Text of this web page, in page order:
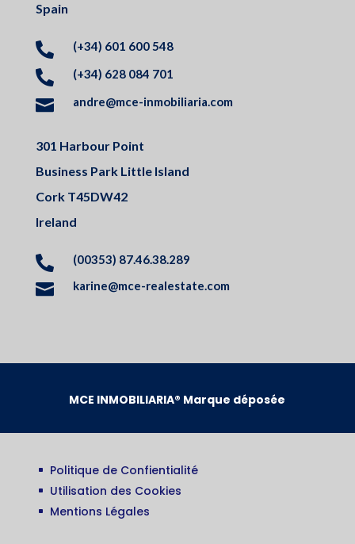
Spain
 (+34) 601 600 548
 (+34) 628 084 701
 andre@mce-inmobiliaria.com
301 Harbour Point
Business Park Little Island
Cork T45DW42
Ireland
 (00353) 87.46.38.289
 karine@mce-realestate.com
MCE INMOBILIARIA® Marque déposée
^ Politique de Confientialité
^ Utilisation des Cookies
^ Mentions Légales